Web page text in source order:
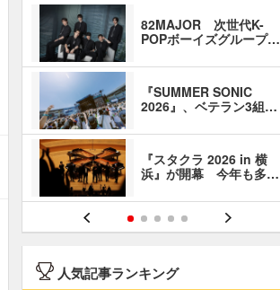
82MAJOR 次世代K-
POPボーイズグループ…
『SUMMER SONIC
2026』、ベテラン3組…
『スタクラ 2026 in 横
浜』が開幕 今年も多…
人気記事ランキング